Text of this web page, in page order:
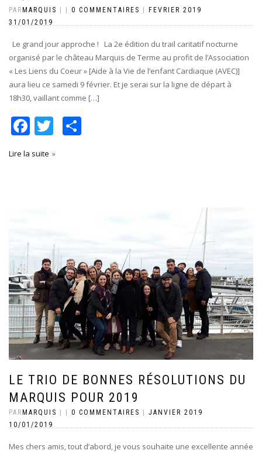
PAR MARQUIS
31/01/2019
0 COMMENTAIRES FEVRIER 2019
Le grand jour approche ! La 2e édition du trail caritatif nocturne
organisé par le château Marquis de Terme au profit de l’Association
« Les Liens du Coeur » [Aide à la Vie de l’enfant Cardiaque (AVEC)]
aura lieu ce samedi 9 février. Et je serai sur la ligne de départ à
18h30, vaillant comme […]
Facebook
Twitter
Lire la suite
LE TRIO DE BONNES RÉSOLUTIONS DU
MARQUIS POUR 2019
PAR MARQUIS
10/01/2019
0 COMMENTAIRES JANVIER 2019
Mes chers amis, tout d’abord, je vous souhaite une excellente année